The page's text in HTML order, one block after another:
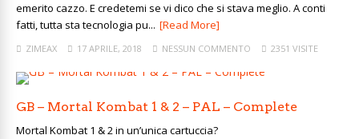
emerito cazzo. E credetemi se vi dico che si stava meglio. A conti
fatti, tutta sta tecnologia pu... [Read More]
ZIMEAX 17 APRILE, 2018 NESSUN COMMENTO 2351 VISITE
GB – Mortal Kombat 1 & 2 – PAL – Complete
Mortal Kombat 1 & 2 in un’unica cartuccia?